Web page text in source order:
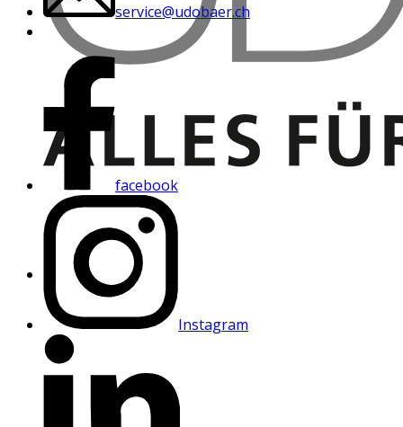
service@udobaer.ch
facebook
Instagram